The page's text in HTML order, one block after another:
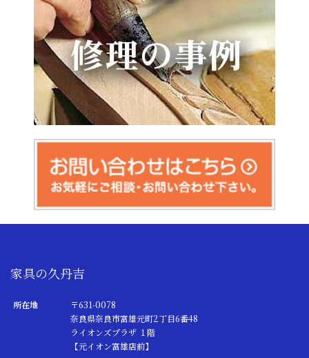
家具の久丹吉
所在地
〒631-0078
奈良県奈良市富雄元町2丁目6番48
ライオンズプラザ １階
【元イオン富雄店前】